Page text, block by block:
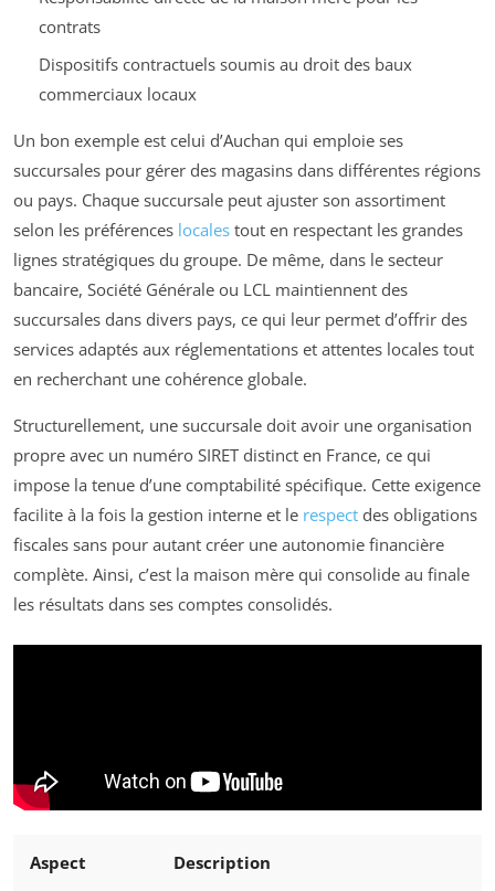
contrats
Dispositifs contractuels soumis au droit des baux
commerciaux locaux
Un bon exemple est celui d’Auchan qui emploie ses
succursales pour gérer des magasins dans différentes régions
ou pays. Chaque succursale peut ajuster son assortiment
selon les préférences locales tout en respectant les grandes
lignes stratégiques du groupe. De même, dans le secteur
bancaire, Société Générale ou LCL maintiennent des
succursales dans divers pays, ce qui leur permet d’offrir des
services adaptés aux réglementations et attentes locales tout
en recherchant une cohérence globale.
Structurellement, une succursale doit avoir une organisation
propre avec un numéro SIRET distinct en France, ce qui
impose la tenue d’une comptabilité spécifique. Cette exigence
facilite à la fois la gestion interne et le respect des obligations
fiscales sans pour autant créer une autonomie financière
complète. Ainsi, c’est la maison mère qui consolide au finale
les résultats dans ses comptes consolidés.
Aspect Description